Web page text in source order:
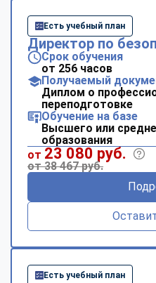
Есть учебный план
Директор по
Срок обучения
от 256 часов
Получаемый
Диплом о
переподготовке
Обучение на базе
Высшего или
образования
от 23 080 руб.
от 38 467 руб.
Есть учебный план